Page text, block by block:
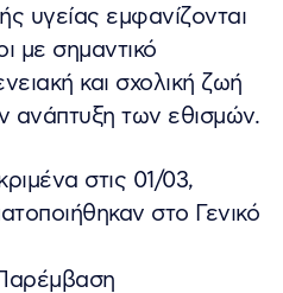
υγείας εμφανίζονται
με σημαντικό
και σχολική ζωή
ανάπτυξη των εθισμών.
στις 01/03,
στο Γενικό